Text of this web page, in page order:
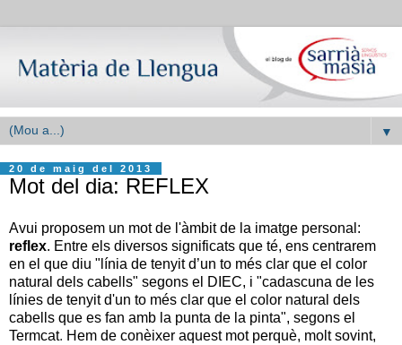
▼
20 de maig del 2013
Mot del dia: REFLEX
Avui proposem un mot de l'àmbit de la imatge personal:
reflex. Entre els diversos significats que té, ens centrarem
en el que diu "línia de tenyit d’un to més clar que el color
natural dels cabells" segons el DIEC, i "cadascuna de les
línies de tenyit d'un to més clar que el color natural dels
cabells que es fan amb la punta de la pinta", segons el
Termcat. Hem de conèixer aquest mot perquè, molt sovint,